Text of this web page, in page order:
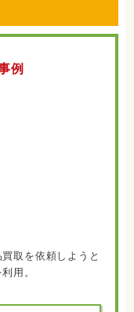
例
取を依頼しようと
用。